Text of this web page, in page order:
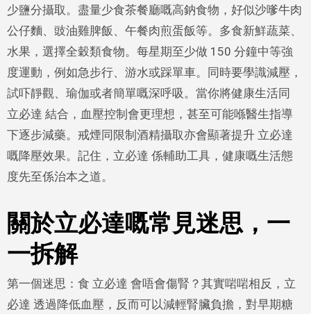
少鹽分攝取。盡量少食茶餐廳嘅高鈉食物，好似沙嗲牛肉
公仔麵、豉油雞脾飯、午餐肉煎蛋飯等。多食新鮮蔬菜、
水果，選擇全穀類食物。每星期至少做 150 分鐘中等強
度運動，例如急步行、游水或踩單車。同時要學識減壓，
試吓靜觀、瑜伽或者簡單嘅深呼吸。當你將健康生活同
立必達 結合，血壓控制會更理想，甚至可能喺醫生指導
下逐步減藥。戒煙同限制酒精攝取亦會顯著提升 立必達
嘅降壓效果。記住，立必達 係輔助工具，健康嘅生活態
度先至係治本之道。
關於立必達嘅常見迷思，一
一拆解
第一個迷思：食 立必達 會唔會傷腎？其實啱啱相反，立
必達 透過降低血壓，反而可以減輕腎臟負擔，對早期糖